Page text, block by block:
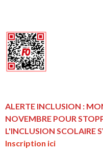
ALERTE INCLUSION :
NOVEMBRE POUR
L'INCLUSION SCOLAIRE
Inscription ici